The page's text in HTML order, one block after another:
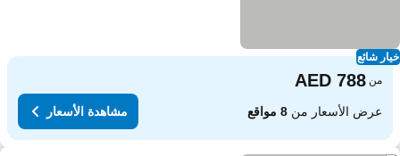
شائع
من
عرض الأسعار من8 مواقع مشاهدة الأسعار